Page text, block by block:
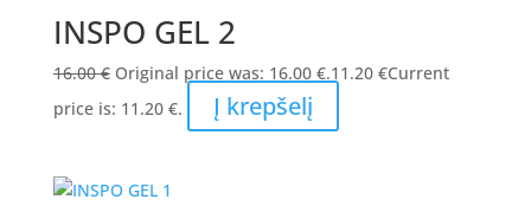
INSPO GEL 2
16.00€ Original price was: 16.00 €.11.20 €Current
price is: 11.20 €.
Į krepšelį